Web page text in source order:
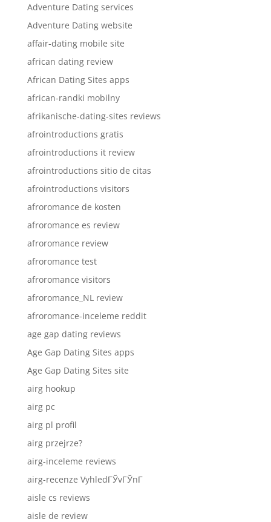
Adventure Dating services
Adventure Dating website
affair-dating mobile site
african dating review
African Dating Sites apps
african-randki mobilny
afrikanische-dating-sites reviews
afrointroductions gratis
afrointroductions it review
afrointroductions sitio de citas
afrointroductions visitors
afroromance de kosten
afroromance es review
afroromance review
afroromance test
afroromance visitors
afroromance_NL review
afroromance-inceleme reddit
age gap dating reviews
Age Gap Dating Sites apps
Age Gap Dating Sites site
airg hookup
airg pc
airg pl profil
airg przejrze?
airg-inceleme reviews
airg-recenze VyhledГЎvГЎnГ­
aisle cs reviews
aisle de review